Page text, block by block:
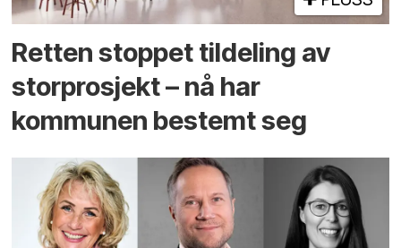
Retten stoppet tildeling av
storprosjekt – nå har
kommunen bestemt seg